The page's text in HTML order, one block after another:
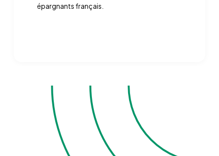
épargnants français.